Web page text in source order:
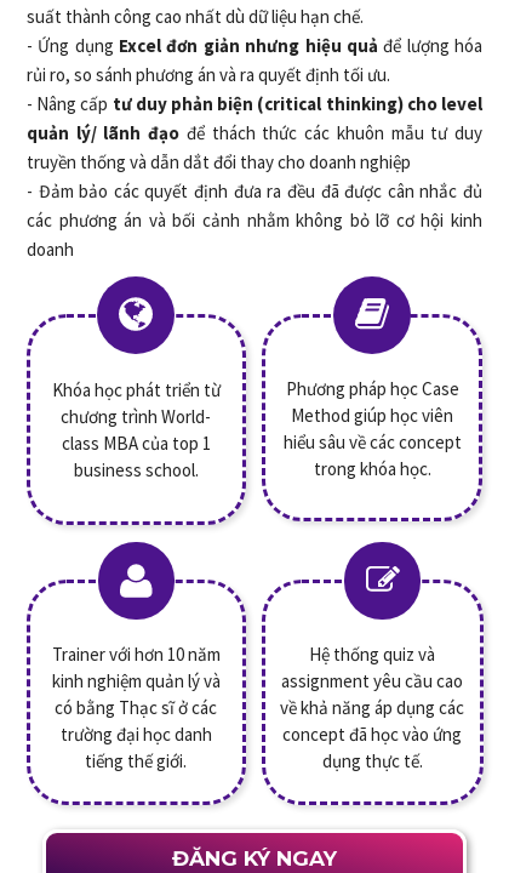
Hệ thống quiz và
assignment yêu cầu cao
về khả năng áp dụng các
concept đã học vào ứng
dụng thực tế.
Trainer với hơn 10 năm
kinh nghiệm quản lý và
có bằng Thạc sĩ ở các
trường đại học danh
tiếng thế giới.
Phương pháp học Case
Method giúp học viên
hiểu sâu về các concept
trong khóa học.
Khóa học phát triển từ
chương trình World-
class MBA của top 1
business school.
suất thành công cao nhất dù dữ liệu hạn chế.
- Ứng dụng Excel đơn giản nhưng hiệu quả để lượng hóa
rủi ro, so sánh phương án và ra quyết định tối ưu.
- Nâng cấp tư duy phản biện (critical thinking) cho level
quản lý/ lãnh đạo để thách thức các khuôn mẫu tư duy
truyền thống và dẫn dắt đổi thay cho doanh nghiệp
- Đảm bảo các quyết định đưa ra đều đã được cân nhắc đủ
các phương án và bối cảnh nhằm không bỏ lỡ cơ hội kinh
doanh
ĐĂNG KÝ NGAY